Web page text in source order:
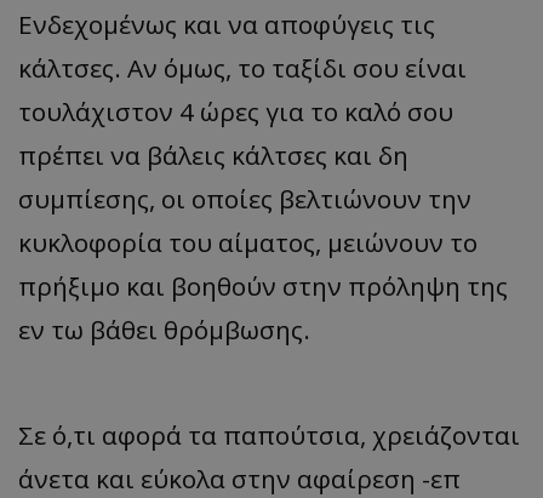
Ενδεχομένως και να αποφύγεις τις
κάλτσες. Αν όμως, το ταξίδι σου είναι
τουλάχιστον 4 ώρες για το καλό σου
πρέπει να βάλεις κάλτσες και δη
συμπίεσης, οι οποίες βελτιώνουν την
κυκλοφορία του αίματος, μειώνουν το
πρήξιμο και βοηθούν στην πρόληψη της
εν τω βάθει θρόμβωσης.
Σε ό,τι αφορά τα παπούτσια, χρειάζονται
άνετα και εύκολα στην αφαίρεση -επ